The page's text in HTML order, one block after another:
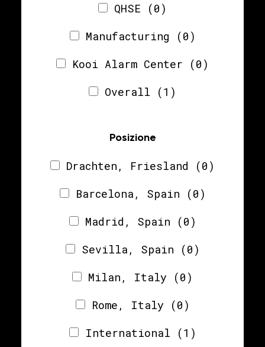
QHSE
(0)
Manufacturing
(0)
Kooi Alarm Center
(0)
Overall
(1)
Posizione
Drachten, Friesland
(0)
Barcelona, Spain
(0)
Madrid, Spain
(0)
Sevilla, Spain
(0)
Milan, Italy
(0)
Rome, Italy
(0)
International
(1)